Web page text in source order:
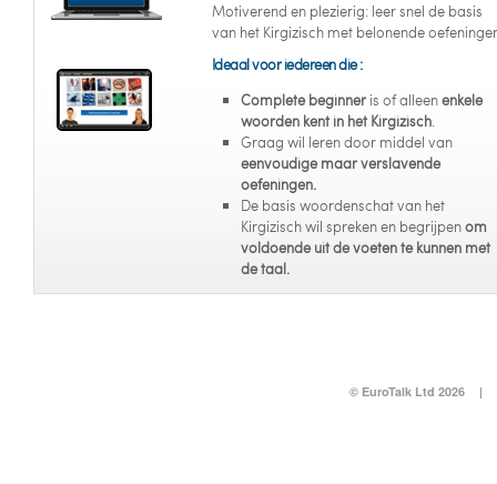
Motiverend en plezierig: leer snel de basis
van het Kirgizisch met belonende
Ideaal voor iedereen die :
Complete beginner is of alleenenkele
woorden kent in het Kirgizisch.
Graag wil leren door middel van
eenvoudige maar verslavende
oefeningen.
De basis woordenschat van het
Kirgizisch wil spreken en begrijpenom
voldoende uit de voeten te kunnen met
de taal.
© EuroTalk Ltd 2026 |